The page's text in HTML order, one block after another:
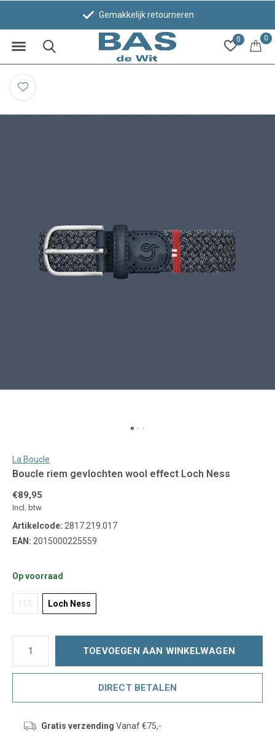
0 0
Gemakkelijk retourneren
La Boucle
Boucle riem gevlochten wool effect Loch Ness
€89,95
Incl. btw
Artikelcode: 2817.219.017
EAN: 2015000225559
Op voorraad
115 Loch Ness
TOEVOEGEN AAN WINKELWAGEN
DIRECT BETALEN
Gratis verzending Vanaf €75,-